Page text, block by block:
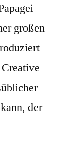
großen
der